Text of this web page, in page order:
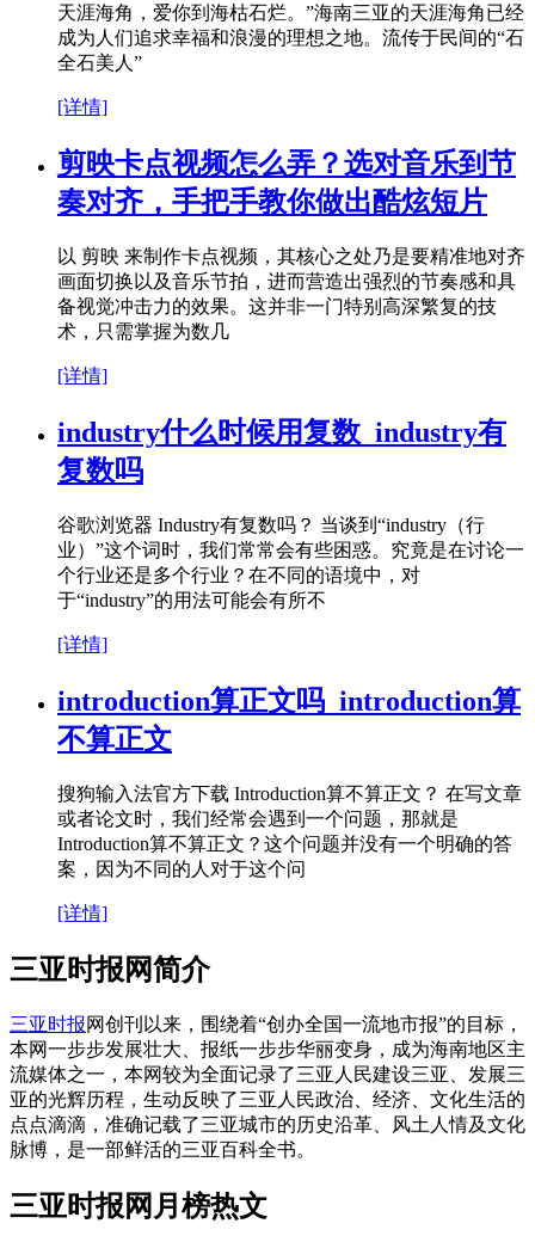
天涯海角，爱你到海枯石烂。”海南三亚的天涯海角已经
成为人们追求幸福和浪漫的理想之地。流传于民间的“石
全石美人”
[详情]
剪映卡点视频怎么弄？选对音乐到节
奏对齐，手把手教你做出酷炫短片
以 剪映 来制作卡点视频，其核心之处乃是要精准地对齐
画面切换以及音乐节拍，进而营造出强烈的节奏感和具
备视觉冲击力的效果。这并非一门特别高深繁复的技
术，只需掌握为数几
[详情]
industry什么时候用复数_industry有
复数吗
谷歌浏览器 Industry有复数吗？ 当谈到“industry（行
业）”这个词时，我们常常会有些困惑。究竟是在讨论一
个行业还是多个行业？在不同的语境中，对
于“industry”的用法可能会有所不
[详情]
introduction算正文吗_introduction算
不算正文
搜狗输入法官方下载 Introduction算不算正文？ 在写文章
或者论文时，我们经常会遇到一个问题，那就是
Introduction算不算正文？这个问题并没有一个明确的答
案，因为不同的人对于这个问
[详情]
三亚时报网简介
三亚时报网创刊以来，围绕着“创办全国一流地市报”的目标，
本网一步步发展壮大、报纸一步步华丽变身，成为海南地区主
流媒体之一，本网较为全面记录了三亚人民建设三亚、发展三
亚的光辉历程，生动反映了三亚人民政治、经济、文化生活的
点点滴滴，准确记载了三亚城市的历史沿革、风土人情及文化
脉博，是一部鲜活的三亚百科全书。
三亚时报网月榜热文